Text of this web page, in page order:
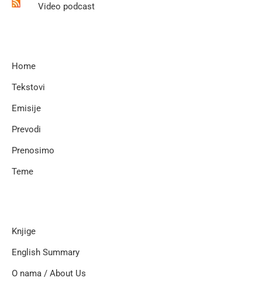
Video podcast
Home
Tekstovi
Emisije
Prevodi
Prenosimo
Teme
Knjige
English Summary
O nama / About Us